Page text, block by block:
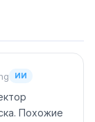
ИИ
Похожие